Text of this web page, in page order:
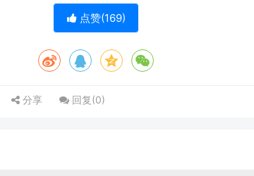
点赞(169)
分享 回复(0)